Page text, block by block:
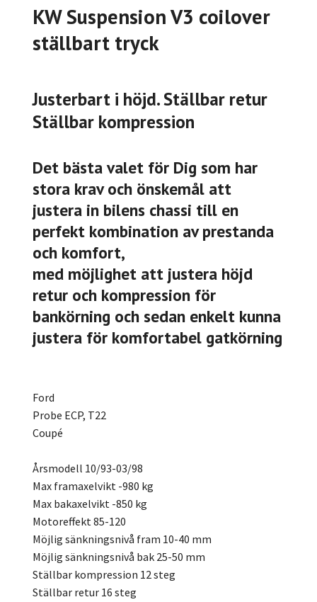
KW Suspension V3 coilover
ställbart tryck
Justerbart i höjd. Ställbar retur
Ställbar kompression
Det bästa valet för Dig som har
stora krav och önskemål att
justera in bilens chassi till en
perfekt kombination av prestanda
och komfort,
med möjlighet att justera höjd
retur och kompression för
bankörning och sedan enkelt kunna
justera för komfortabel gatkörning
Ford
Probe ECP, T22
Coupé
Årsmodell 10/93-03/98
Max framaxelvikt -980 kg
Max bakaxelvikt -850 kg
Motoreffekt 85-120
Möjlig sänkningsnivå fram 10-40 mm
Möjlig sänkningsnivå bak 25-50 mm
Ställbar kompression 12 steg
Ställbar retur 16 steg